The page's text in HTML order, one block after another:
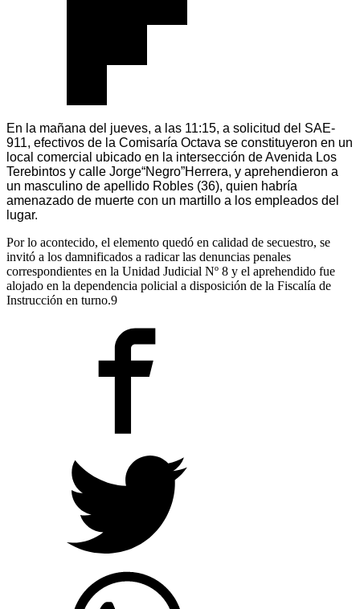
En la mañana del jueves, a las 11:15, a solicitud del SAE-
911, efectivos de la Comisaría Octava se constituyeron en un
local comercial ubicado en la intersección de Avenida Los
Terebintos y calle Jorge“Negro”Herrera, y aprehendieron a
un masculino de apellido Robles (36), quien habría
amenazado de muerte con un martillo a los empleados del
lugar.
Por lo acontecido, el elemento quedó en calidad de secuestro, se
invitó a los damnificados a radicar las denuncias penales
correspondientes en la Unidad Judicial Nº 8 y el aprehendido fue
alojado en la dependencia policial a disposición de la Fiscalía de
Instrucción en turno.9